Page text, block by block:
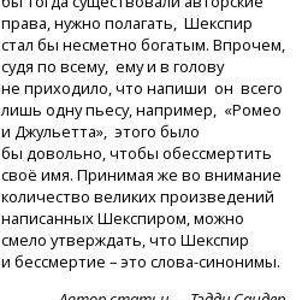
права, нужно полагать, Шекспир
стал бы несметно богатым. Впрочем,
судя по всему, ему и в голову
не приходило, что напиши он всего
лишь одну пьесу, например, «Ромео
и Джульетта», этого было
бы довольно, чтобы обессмертить
своё имя. Принимая же во внимание
количество великих произведений
написанных Шекспиром, можно
смело утверждать, что Шекспир
и бессмертие – это слова-синонимы.